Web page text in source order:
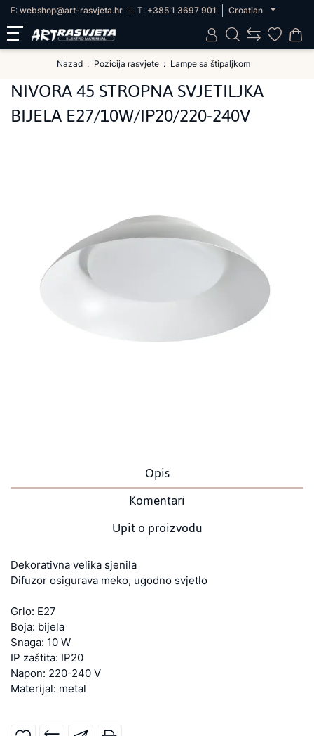
E: webshop@art-rasvjeta.hr ili T: +385 1 3697 901 Croatian
Nazad Pozicija rasvjete Lampe sa štipaljkom
NIVORA 45 STROPNA SVJETILJKA
BIJELA E27/10W/IP20/220-240V
Opis
Komentari
Upit o proizvodu
Dekorativna velika sjenila
Difuzor osigurava meko, ugodno svjetlo
Grlo: E27
Boja: bijela
Snaga: 10 W
IP zaštita: IP20
Napon: 220-240 V
Materijal: metal